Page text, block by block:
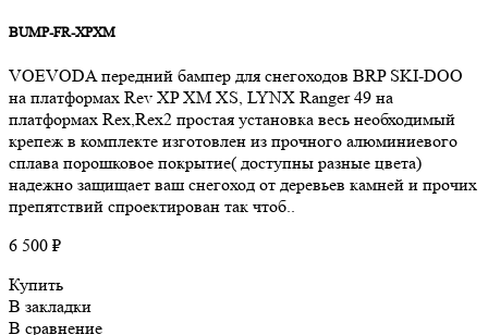
BUMP-FR-XPXM
VOEVODA передний бампер для снегоходов BRP SKI-DOO
на платформах Rev XP XM XS, LYNX Ranger 49 на
платформах Rex,Rex2 простая установка весь необходимый
крепеж в комплекте изготовлен из прочного алюминиевого
сплава порошковое покрытие( доступны разные цвета)
надежно защищает ваш снегоход от деревьев камней и прочих
препятствий cпроектирован так чтоб..
6 500 ₽
Купить
В закладки
В сравнение